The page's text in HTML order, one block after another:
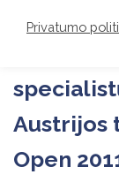
sostinėje
Austrijos
Open
Privatumo